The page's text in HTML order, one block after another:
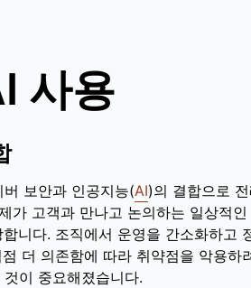
사용
보안과 인공지능(AI)의 결합으로 전
가 고객과 만나고 논의하는 일상적인
니다. 조직에서 운영을 간소화하고
더 의존함에 따라 취약점을 악용하
이 중요해졌습니다.